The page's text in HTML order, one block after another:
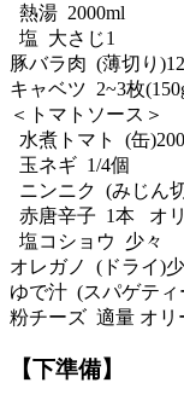
熱湯 2000ml
塩 大さじ1
豚バラ肉 (薄切り
キャベツ 2~3枚
＜トマトソース＞
水煮トマト (缶
玉ネギ 1/4個
ニンニク (みじん
赤唐辛子 1本 オ
塩コショウ 少々
オレガノ (ドライ)
ゆで汁 (スパゲティ
粉チーズ 適量 オリ
【下準備】